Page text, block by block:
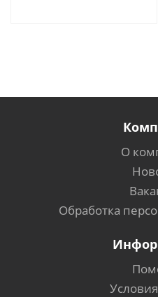
О
Обработка